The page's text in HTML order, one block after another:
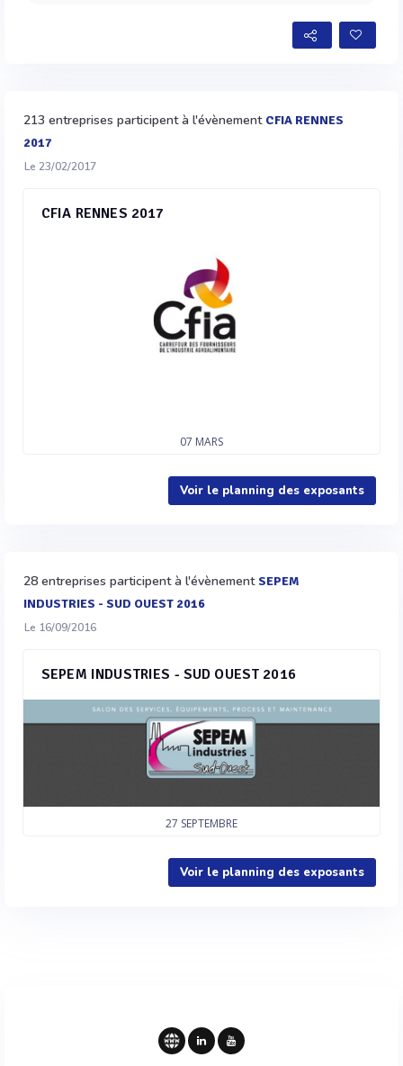
213 entreprises participent à l'évènement CFIA RENNES
2017
Le 23/02/2017
CFIA RENNES 2017
07 MARS
Voir le planning des exposants
28 entreprises participent à l'évènement SEPEM
INDUSTRIES - SUD OUEST 2016
Le 16/09/2016
SEPEM INDUSTRIES - SUD OUEST 2016
27 SEPTEMBRE
Voir le planning des exposants